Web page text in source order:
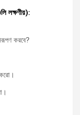
লক্ষণীয়):
করবে?